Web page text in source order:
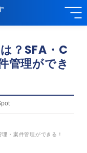
？SFA・C
管理ができ
・案件管理ができる！